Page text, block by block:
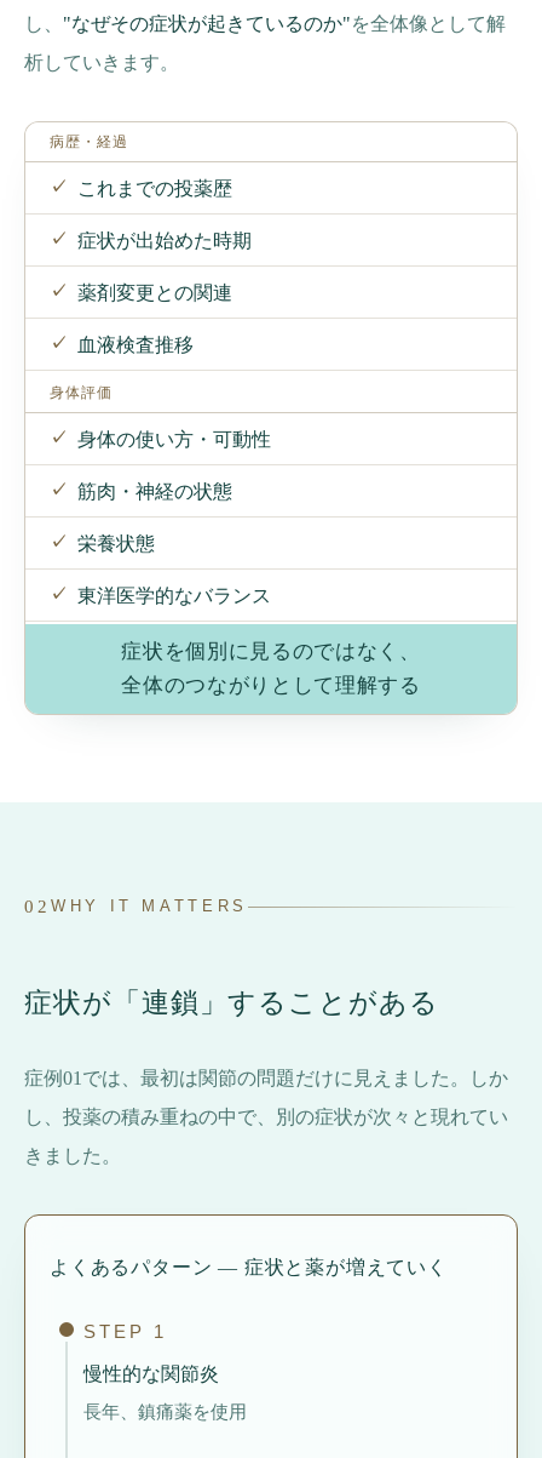
し、 "なぜその症状が起きているのか"を全体像として解
析していきます。
これまでの投薬歴
症状が出始めた時期
薬剤変更との関連
血液検査推移
身体の使い方・可動性
筋肉・神経の状態
栄養状態
東洋医学的なバランス
症状を個別に見るのではなく、
全体のつながりとして理解する
02 WHY IT MATTERS
症状が「連鎖」することがある
症例01では、最初は関節の問題だけに見えました。しか
し、投薬の積み重ねの中で、別の症状が次々と現れてい
きました。
よくあるパターン — 症状と薬が増えていく
STEP 1
慢性的な関節炎
長年、鎮痛薬を使用